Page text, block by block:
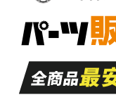
S
品）
A
走行距離も
目立つ傷も
ない中